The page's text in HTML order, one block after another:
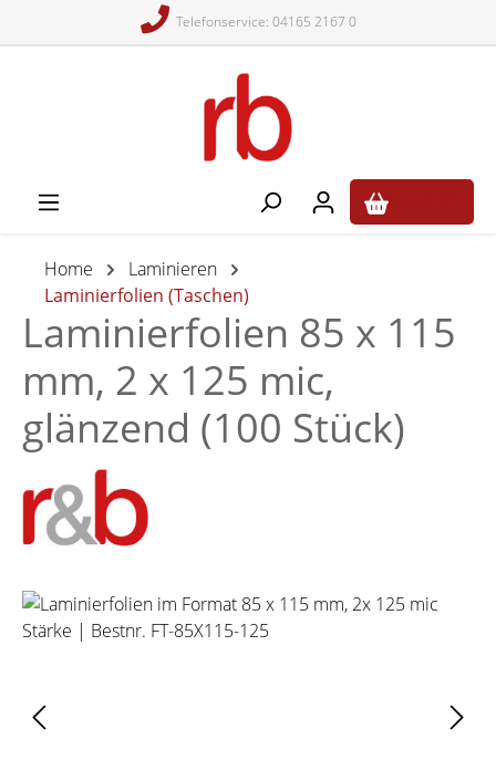
Telefonservice: 04165 2167 0
Home
Laminieren
Laminierfolien (Taschen)
Laminierfolien 85 x 115
mm, 2 x 125 mic,
glänzend (100 Stück)
Bildergalerie überspringen